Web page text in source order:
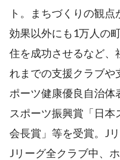
ト。まちづくりの観
効果以外にも1万人の
住を成功させるなど、
れまでの支援クラブや
ポーツ健康優良自治体
スポーツ振興賞「日
会長賞」等を受賞。J
Jリーグ全クラブ中、